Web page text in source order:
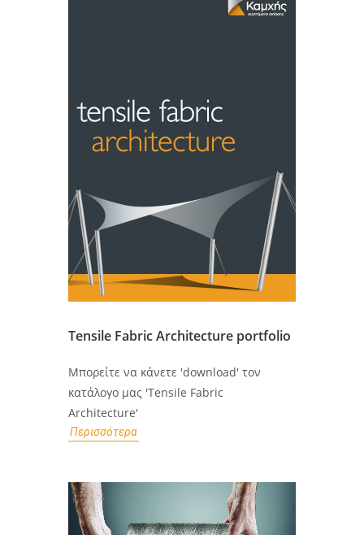
Tensile Fabric Architecture portfolio
Μπορείτε να κάνετε 'download' τον
κατάλογο μας 'Tensile Fabric
Architecture'
Περισσότερα